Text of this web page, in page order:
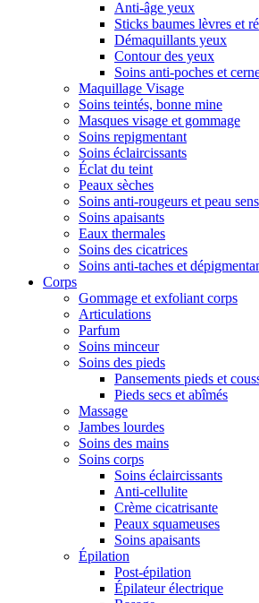
Anti-âge yeux
Sticks baumes lèvres et
Démaquillants yeux
Contour des yeux
Soins anti-poches et
Maquillage Visage
Soins teintés, bonne mine
Masques visage et gommage
Soins repigmentant
Soins éclaircissants
Éclat du teint
Peaux sèches
Soins anti-rougeurs et peau
Soins apaisants
Eaux thermales
Soins des cicatrices
Soins anti-taches et
Corps
Gommage et exfoliant corps
Articulations
Parfum
Soins minceur
Soins des pieds
Pansements pieds et
Pieds secs et abîmés
Massage
Jambes lourdes
Soins des mains
Soins corps
Soins éclaircissants
Anti-cellulite
Crème cicatrisante
Peaux squameuses
Soins apaisants
Épilation
Post-épilation
Épilateur électrique